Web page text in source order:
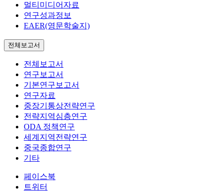
멀티미디어자료
연구성과정보
EAER(영문학술지)
전체보고서
전체보고서
연구보고서
기본연구보고서
연구자료
중장기통상전략연구
전략지역심층연구
ODA 정책연구
세계지역전략연구
중국종합연구
기타
페이스북
트위터